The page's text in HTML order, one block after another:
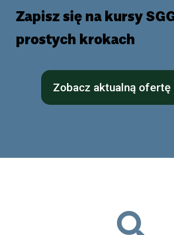
Zapisz się na kursy
prostych krokach
Zobacz aktualną ofertę